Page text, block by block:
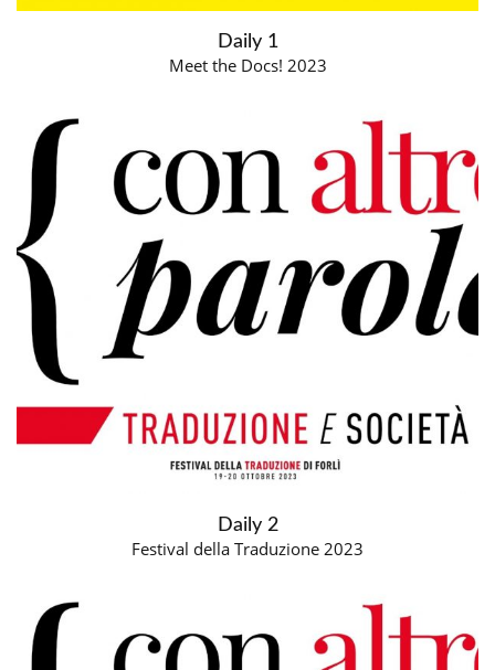
Daily 1
Meet the Docs! 2023
Daily 2
Festival della Traduzione 2023